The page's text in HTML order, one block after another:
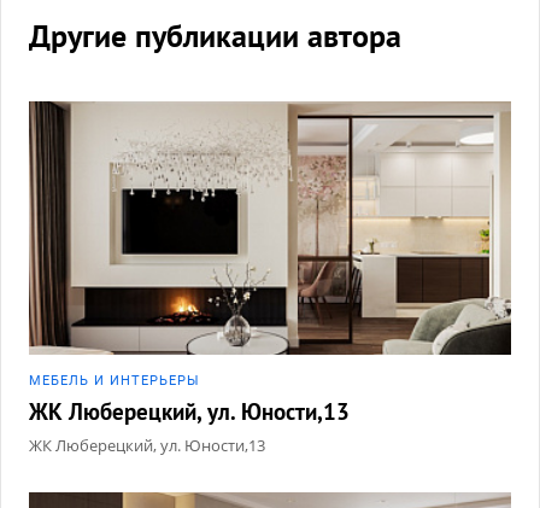
Другие публикации автора
МЕБЕЛЬ И ИНТЕРЬЕРЫ
ЖК Люберецкий, ул. Юности,13
ЖК Люберецкий, ул. Юности,13